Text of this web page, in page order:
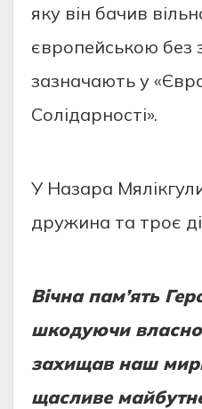
яку він бачив
європейською без
зазначають у
Солідарності».
У Назара
дружина та троє
Вічна пам’ять
шкодуючи
захищав наш
щасливе